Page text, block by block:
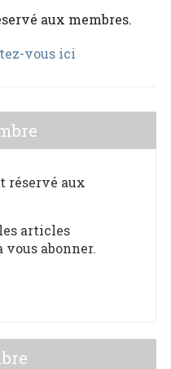
aux membres.
vous ici
réservé aux
articles
vous abonner.